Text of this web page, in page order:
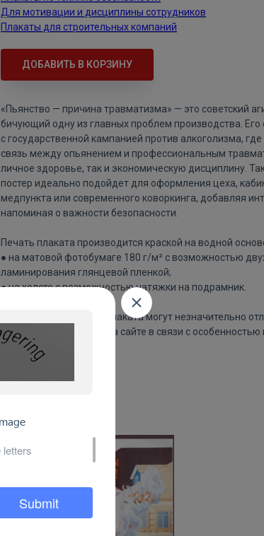
Для мотивации и дисциплины сотрудников
Плакаты для строительных компаний
ДОБАВИТЬ В КОРЗИНУ
«Пьянство — причина травматизма» — это советский
бичующий одну из главных проблем производства.
с государственной кампанией против алкоголизма,
связь между опьянением и профессиональным
личное здоровье, так и экономическую дисциплину.
постер идеально подойдет для оформления цеха,
медпункта или современного коворкинга, добавляя
напоминая о важности безопасности.
Печать плаката производится краской на водной
● на матовой фотобумаге 180 г/м² с возможностью
ламинирования глянцевой пленкой;
● на холсте с возможностью натяжки на подрамник.
Цвета напечатанного плаката могут незначительно
изображения плаката на сайте в связи с